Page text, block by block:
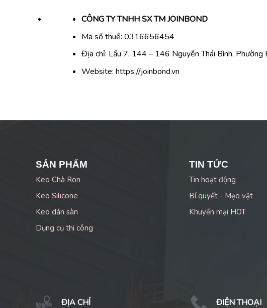
CÔNG TY TNHH SX TM JOINBOND
Mã số thuế: 0316656454
Địa chỉ: Lầu 7, 144 – 146 Nguyễn Thái Bình, Phường
Website: https://joinbond.vn
SẢN PHẨM
Keo Chà Ron
Keo Silicone
Keo dán sàn
Dụng cụ thi công
TIN TỨC
Tin hoạt động
Bí quyết - Mẹo vặt
Khuyến mại HOT
ĐỊA CHỈ ĐIỆN THOẠI